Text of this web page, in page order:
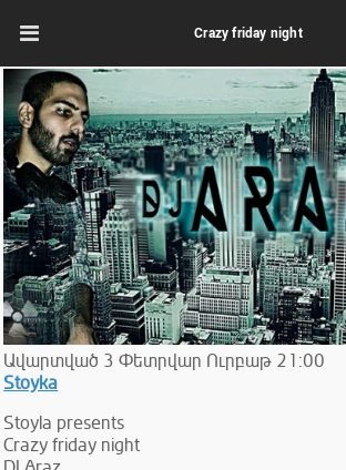
Crazy friday night
Ավարտված 3 Փետրվար Ուրբաթ 21:00
Stoyka
Stoyla presents
Crazy friday night